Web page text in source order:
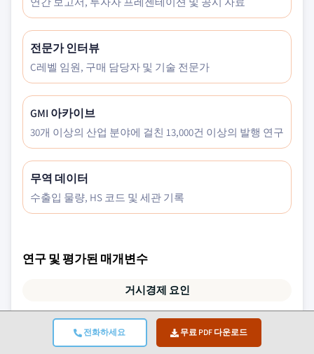
전화하세요 무료 PDF 다운로드
전문가 인터뷰
C레벨 임원, 구매 담당자 및 기술 전문가
GMI 아카이브
30개 이상의 산업 분야에 걸친 13,000건 이상의 발행 연구
무역 데이터
수출입 물량, HS 코드 및 세관 기록
연구 및 평가된 매개변수
거시경제 요인
미시경제 요인